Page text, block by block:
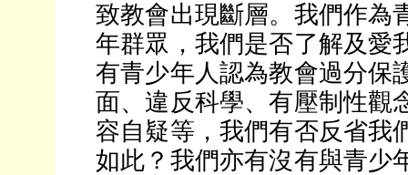
致教會出現斷層。我們作為
年群眾，我們是否了解及愛
有青少年人認為教會過分保
面、違反科學、有壓制性觀
容自疑等，我們有否反省我
如此？我們亦有沒有與青少